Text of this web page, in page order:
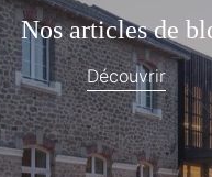
Nos articles de
Découvrir